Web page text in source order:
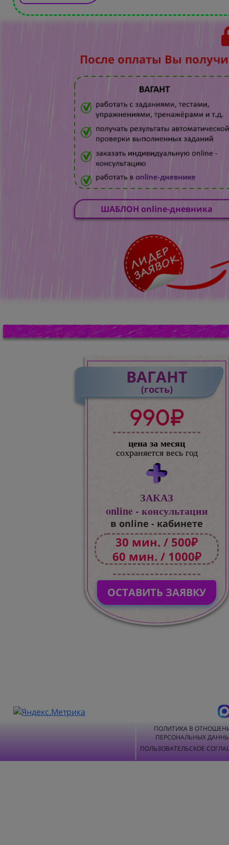
После оплаты Вы
ШАБЛОН online-дневника
ВАГАНТ
(гость)
990₽
цена за месяц
сохраняется весь год
ЗАКАЗ
online - консультации
в online - кабинете
30 мин. / 500₽
60 мин. / 1000₽
ОСТАВИТЬ ЗАЯВКУ
ПОЛИТИКА В
ПЕРСОНАЛЬНЫХ
ПОЛЬЗОВАТЕЛЬСКОЕ